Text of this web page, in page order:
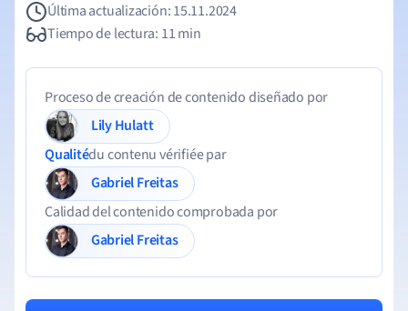
Última actualización: 15.11.2024
Tiempo de lectura: 11 min
Proceso de creación de contenido diseñado por
Lily Hulatt
Qualitédu contenu vérifiée par
Gabriel Freitas
Calidad del contenido comprobada por
Gabriel Freitas